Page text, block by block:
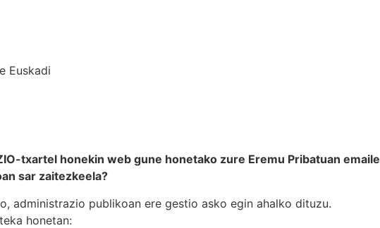
Euskadi
txartel honekin web gune honetako zure Eremu Pribatuan emaile
sar zaitezkeela?
administrazio publikoan ere gestio asko egin ahalko dituzu.
honetan: